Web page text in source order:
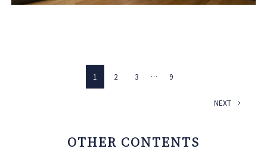
1 2 3 … 9
NEXT
OTHER CONTENTS